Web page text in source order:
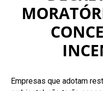
Empresas que adotam